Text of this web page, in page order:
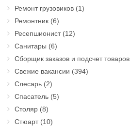
Ремонт грузовиков (1)
Ремонтник (6)
Ресепшионист(12)
Санитары (6)
Сборщик заказов и подсчет товаров
Свежие вакансии (394)
Слесарь (2)
Спасатель (5)
Столяр (8)
Стюарт(10)